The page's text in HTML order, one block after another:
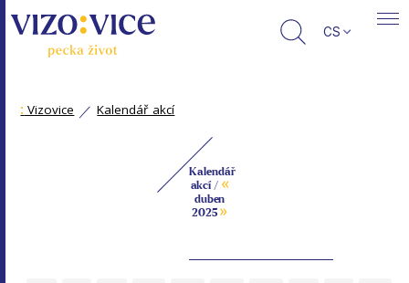
CS
: Vizovice Kalendář akcí
Kalendář
akcí / «
duben
2025»